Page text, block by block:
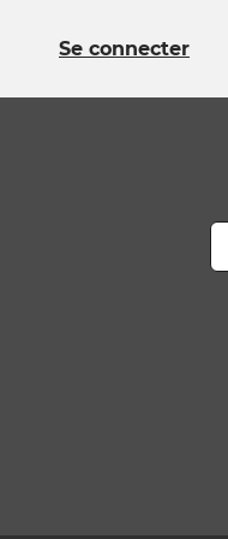
Se connecter